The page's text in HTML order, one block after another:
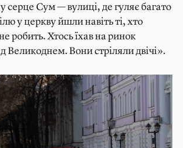
серце Сум — вулиці, де гуляє багато
у церкву йшли навіть ті, хто
робить. Хтось їхав на ринок
Великоднем. Вони стріляли двічі».